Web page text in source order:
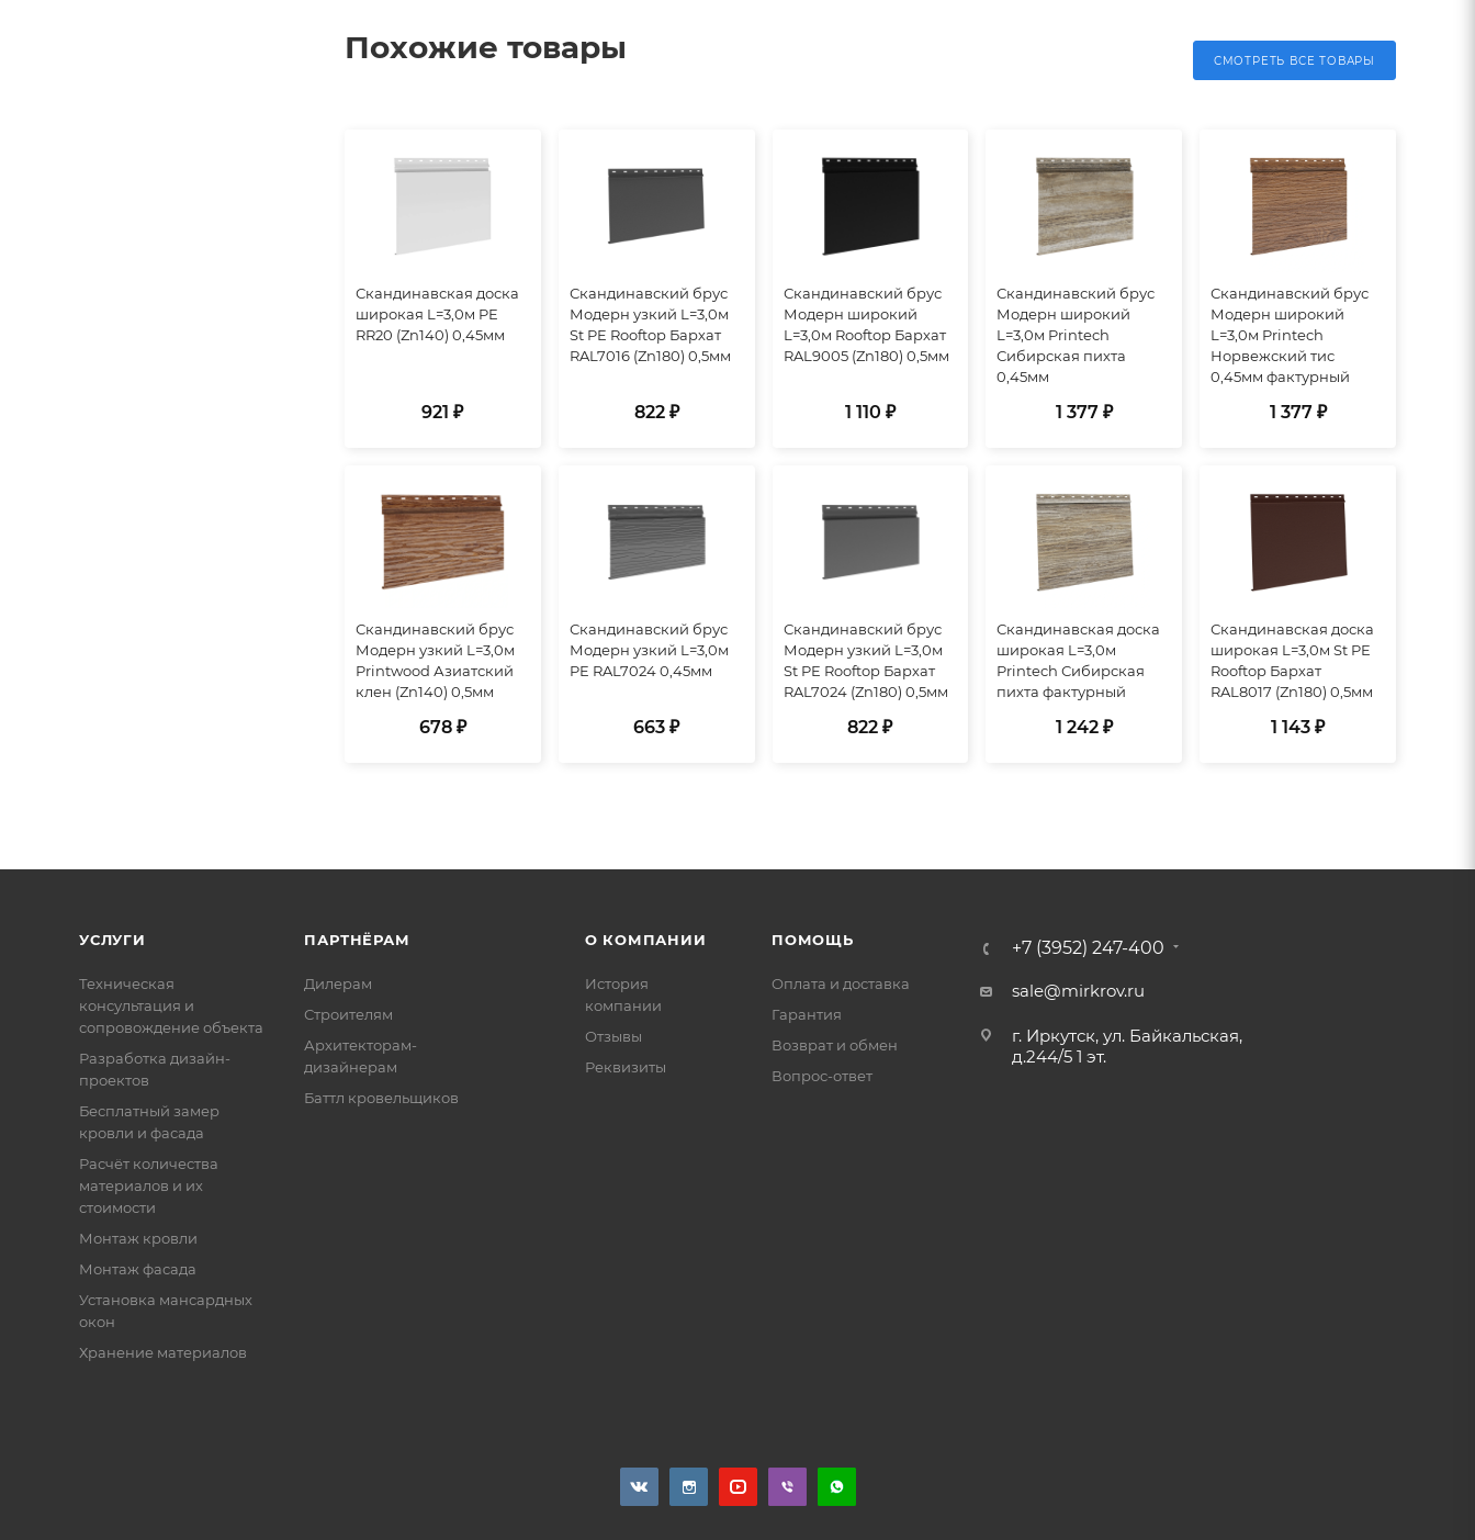
Похожие товары СМОТРЕТЬ ВСЕ ТОВАРЫ
Скандинавская доска
широкая L=3,0м PE
RR20 (Zn140) 0,45мм
921 ₽
Скандинавский брус
Модерн узкий L=3,0м
St PE Rooftop Бархат
RAL7016 (Zn180) 0,5мм
822 ₽
Скандинавский брус
Модерн широкий
L=3,0м Rooftop Бархат
RAL9005 (Zn180) 0,5мм
1 110 ₽
Скандинавский брус
Модерн широкий
L=3,0м Printech
Сибирская пихта
0,45мм
1 377 ₽
Скандинавский брус
Модерн широкий
L=3,0м Printech
Норвежский тис
0,45мм фактурный
1 377 ₽
Скандинавский брус
Модерн узкий L=3,0м
Printwood Азиатский
клен (Zn140) 0,5мм
678 ₽
Скандинавский брус
Модерн узкий L=3,0м
PE RAL7024 0,45мм
663 ₽
Скандинавский брус
Модерн узкий L=3,0м
St PE Rooftop Бархат
RAL7024 (Zn180) 0,5мм
822 ₽
Скандинавская доска
широкая L=3,0м
Printech Сибирская
пихта фактурный
1 242 ₽
Скандинавская доска
широкая L=3,0м St PE
Rooftop Бархат
RAL8017 (Zn180) 0,5мм
1 143 ₽
УСЛУГИ
Техническая
консультация и
сопровождение объекта
Разработка дизайн-
проектов
Бесплатный замер
кровли и фасада
Расчёт количества
материалов и их
стоимости
Монтаж кровли
Монтаж фасада
Установка мансардных
окон
Хранение материалов
ПАРТНЁРАМ
Дилерам
Строителям
Архитекторам-
дизайнерам
Баттл кровельщиков
О КОМПАНИИ
История
компании
Отзывы
Реквизиты
ПОМОЩЬ
Оплата и доставка
Гарантия
Возврат и обмен
Вопрос-ответ
+7 (3952) 247-400
sale@mirkrov.ru
г. Иркутск, ул. Байкальская,
д.244/5 1 эт.